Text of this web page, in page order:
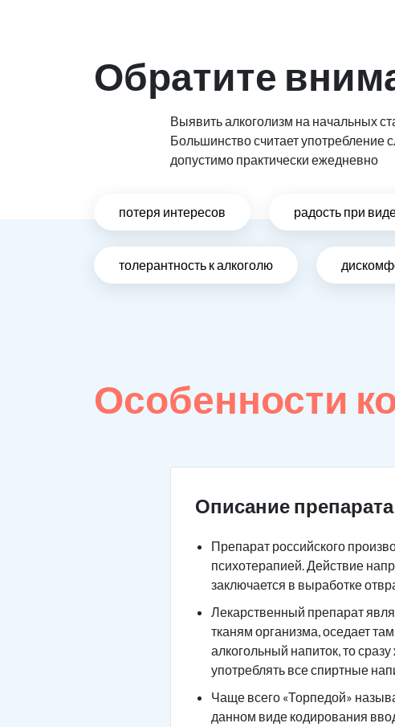
Обратите
Выявить алкоголизм на начальных
Большинство считает употребление
допустимо практически ежедневно
потеря интересов радость при
толерантность к алкоголю
Особенности
Описание
Препарат российского
психотерапией. Действие
заключается в выработке
Лекарственный препарат
тканям организма, оседает
алкогольный напиток, то
употреблять все спиртные
Чаще всего «Торпедой»
данном виде кодирования